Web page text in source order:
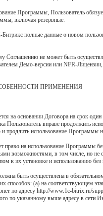
Программы, Пользователь
включая резервные.
Битрикс полные данные о новом
Соглашению не может быть
Демо-версии или NFR-
И ОСОБЕННОСТИ ПРИМЕНЕНИЯ
на основании Договора на срок
Пользователь вправе продолжить
продлить использование Программы
право на использование Программы
возможностями, в том числе, но
к их установке и использованию
быть осуществлена в
способов: (а) на соответствующем
по адресу http://www.1c-bitrix.ru/
по указанному выше адресу в сети